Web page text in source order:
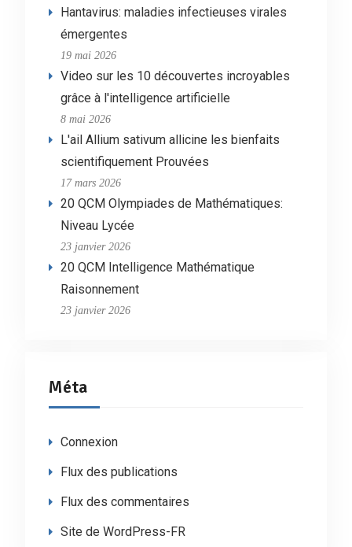
Hantavirus: maladies infectieuses virales
émergentes
19 mai 2026
Video sur les 10 découvertes incroyables
grâce à l'intelligence artificielle
8 mai 2026
L'ail Allium sativum allicine les bienfaits
scientifiquement Prouvées
17 mars 2026
20 QCM Olympiades de Mathématiques:
Niveau Lycée
23 janvier 2026
20 QCM Intelligence Mathématique
Raisonnement
23 janvier 2026
Méta
Connexion
Flux des publications
Flux des commentaires
Site de WordPress-FR